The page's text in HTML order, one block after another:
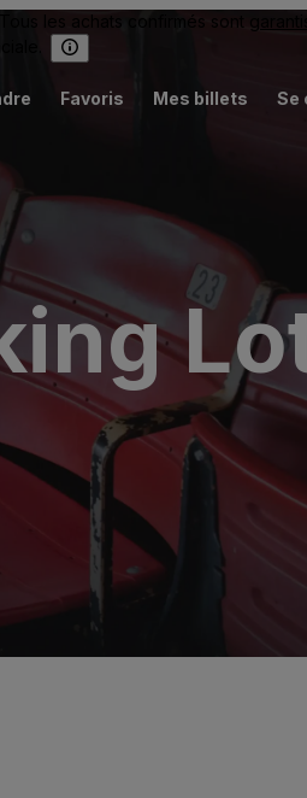
les achats confirmés sont
Favoris Mes billets Se